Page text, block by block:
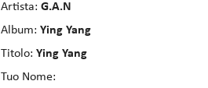
Artista: G.A.N
Album: Ying Yang
Titolo: Ying Yang
Tuo Nome: